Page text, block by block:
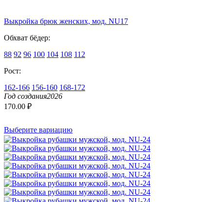
Выкройка брюк женских, мод. NU17
Обхват бёдер:
88 92 96 100 104 108 112
Рост:
162-166 156-160 168-172
Год создания2026
170.00 ₽
Выберите вариацию